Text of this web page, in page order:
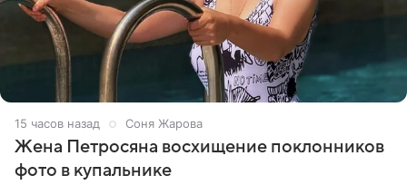
15 часов назад Соня Жарова
Жена Петросяна восхищение поклонников
фото в купальнике